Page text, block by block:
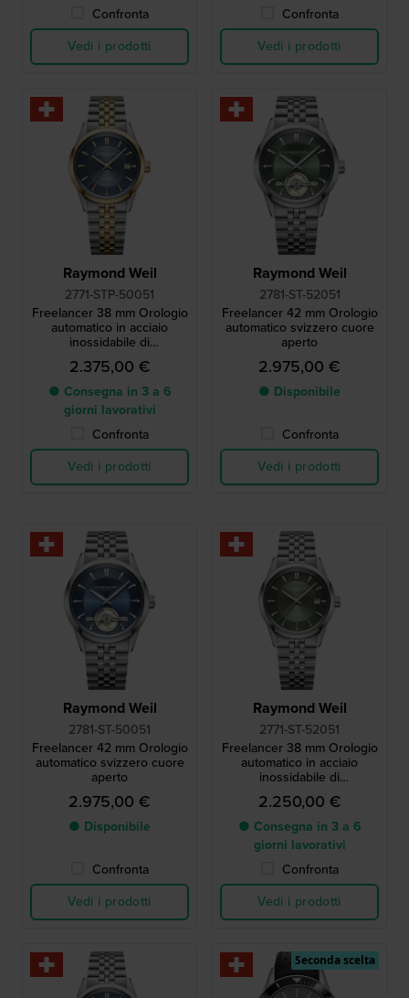
Confronta
Vedi i prodotti
Confronta
Vedi i prodotti
Raymond Weil
2771-STP-50051
Freelancer 38 mm Orologio
automatico in acciaio
inossidabile di
fabbricazione svizzera con
data
2.375,00 €
● Consegna in 3 a 6
giorni lavorativi
Confronta
Vedi i prodotti
Raymond Weil
2781-ST-52051
Freelancer 42 mm Orologio
automatico svizzero cuore
aperto
2.975,00 €
● Disponibile
Confronta
Vedi i prodotti
Raymond Weil
2781-ST-50051
Freelancer 42 mm Orologio
automatico svizzero cuore
aperto
2.975,00 €
● Disponibile
Confronta
Vedi i prodotti
Raymond Weil
2771-ST-52051
Freelancer 38 mm Orologio
automatico in acciaio
inossidabile di
fabbricazione svizzera con
data
2.250,00 €
● Consegna in 3 a 6
giorni lavorativi
Confronta
Vedi i prodotti
Seconda scelta